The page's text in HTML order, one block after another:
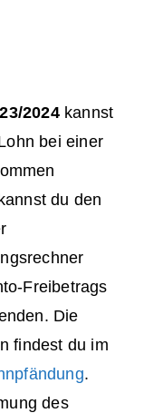
2024 kannst
bei einer
du den
Freibetrags
Die
findest du im
.
des